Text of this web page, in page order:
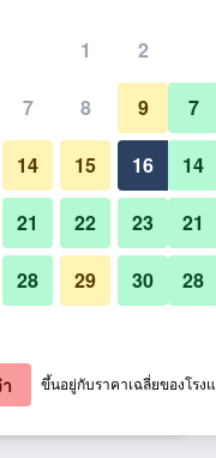
เช็คดีล
เช็คดีล
รายการ
1 2
7 8 9
14 15 16
21 22 23
28 29 30
7
14
21
28
ขึ้นอยู่กับราคาเฉลี่ยของโรง